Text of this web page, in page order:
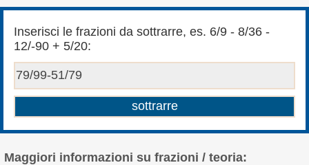
Inserisci le frazioni da sottrarre, es. 6/9 - 8/36 -
12/-90 + 5/20:
Maggiori informazioni su frazioni / teoria: